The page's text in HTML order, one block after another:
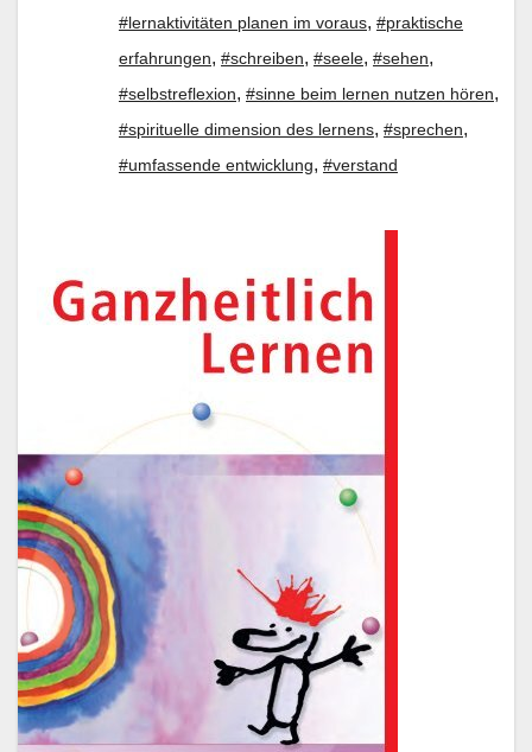
#lernaktivitäten planen im voraus, #praktische
erfahrungen, #schreiben, #seele, #sehen,
#selbstreflexion, #sinne beim lernen nutzen hören,
#spirituelle dimension des lernens, #sprechen,
#umfassende entwicklung, #verstand